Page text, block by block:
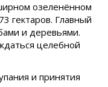
озеленённом
гектаров. Главный
и деревьями.
целебной
и принятия